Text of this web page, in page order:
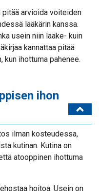
pitää arvioida voiteiden
lääkärin kanssa.
usein niin lääke- kuin
kannattaa pitää
kun ihottuma pahenee.
ihon
ilman kosteudessa,
kutinan. Kutina on
atooppinen ihottuma
hoitoa. Usein on